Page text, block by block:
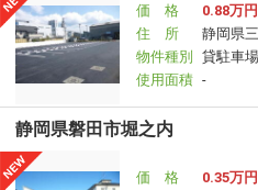
価 格
0.88万円
住 所
静岡県
物件種別
貸駐車場
使用面積 -
静岡県磐田市堀之内
価 格
0.35万円